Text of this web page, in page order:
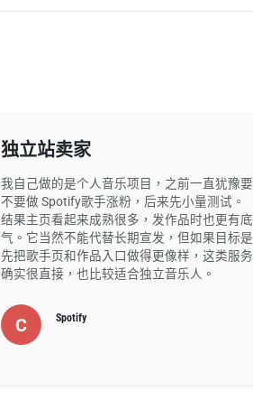
独立站卖家
我自己做的是个人音乐项目，之前一直犹豫要
不要做 Spotify歌手涨粉，后来先小量测试。
结果主页看起来成熟很多，发作品时也更有底
气。它当然不能代替长期宣发，但如果目标是
先把歌手页和作品入口做得更像样，这类服务
确实很直接，也比较适合独立音乐人。
C Spotify